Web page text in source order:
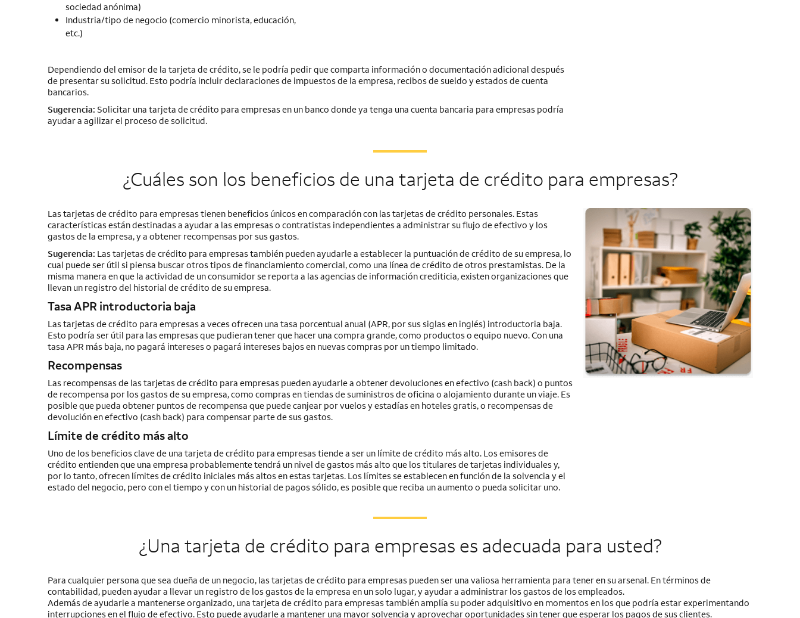
sociedad anónima)
Industria/tipo de negocio (comercio minorista, educación,
etc.)
Dependiendo del emisor de la tarjeta de crédito, se le podría pedir que comparta información o documentación adicional después
de presentar su solicitud. Esto podría incluir declaraciones de impuestos de la empresa, recibos de sueldo y estados de cuenta
bancarios.
Sugerencia: Solicitar una tarjeta de crédito para empresas en un banco donde ya tenga una cuenta bancaria para empresas podría
ayudar a agilizar el proceso de solicitud.
¿Cuáles son los beneficios de una tarjeta de crédito para empresas?
Las tarjetas de crédito para empresas tienen beneficios únicos en comparación con las tarjetas de crédito personales. Estas
características están destinadas a ayudar a las empresas o contratistas independientes a administrar su flujo de efectivo y los
gastos de la empresa, y a obtener recompensas por sus gastos.
Sugerencia: Las tarjetas de crédito para empresas también pueden ayudarle a establecer la puntuación de crédito de su empresa, lo
cual puede ser útil si piensa buscar otros tipos de financiamiento comercial, como una línea de crédito de otros prestamistas. De la
misma manera en que la actividad de un consumidor se reporta a las agencias de información crediticia, existen organizaciones que
llevan un registro del historial de crédito de su empresa.
Tasa APR introductoria baja
Las tarjetas de crédito para empresas a veces ofrecen una tasa porcentual anual (APR, por sus siglas en inglés) introductoria baja.
Esto podría ser útil para las empresas que pudieran tener que hacer una compra grande, como productos o equipo nuevo. Con una
tasa APR más baja, no pagará intereses o pagará intereses bajos en nuevas compras por un tiempo limitado.
Recompensas
Las recompensas de las tarjetas de crédito para empresas pueden ayudarle a obtener devoluciones en efectivo (cash back) o puntos
de recompensa por los gastos de su empresa, como compras en tiendas de suministros de oficina o alojamiento durante un viaje. Es
posible que pueda obtener puntos de recompensa que puede canjear por vuelos y estadías en hoteles gratis, o recompensas de
devolución en efectivo (cash back) para compensar parte de sus gastos.
Límite de crédito más alto
Uno de los beneficios clave de una tarjeta de crédito para empresas tiende a ser un límite de crédito más alto. Los emisores de
crédito entienden que una empresa probablemente tendrá un nivel de gastos más alto que los titulares de tarjetas individuales y,
por lo tanto, ofrecen límites de crédito iniciales más altos en estas tarjetas. Los límites se establecen en función de la solvencia y el
estado del negocio, pero con el tiempo y con un historial de pagos sólido, es posible que reciba un aumento o pueda solicitar uno.
¿Una tarjeta de crédito para empresas es adecuada para usted?
Para cualquier persona que sea dueña de un negocio, las tarjetas de crédito para empresas pueden ser una valiosa herramienta para tener en su arsenal. En términos de
contabilidad, pueden ayudar a llevar un registro de los gastos de la empresa en un solo lugar, y ayudar a administrar los gastos de los empleados.
Además de ayudarle a mantenerse organizado, una tarjeta de crédito para empresas también amplía su poder adquisitivo en momentos en los que podría estar experimentando
interrupciones en el flujo de efectivo. Esto puede ayudarle a mantener una mayor solvencia y aprovechar oportunidades sin tener que esperar los pagos de sus clientes.